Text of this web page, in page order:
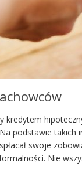
kredytem
podstawie takich
swoje
Nie